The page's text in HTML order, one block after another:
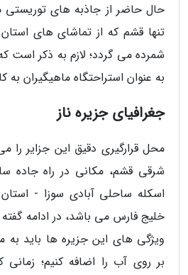
حال حاضر از جاذبه های
تنها قشم که از تماشای های
شمرده می گردد؛ لازم به ذکر است
به عنوان استراحتگاه ماهیگیران
جغرافیای جزیره ناز
محل قرارگیری دقیق این جزایر
شرقی قشم، مکانی در راه جاده
اسکله ساحلی آبادی سوزا -
خلیج فارس می باشد، در ادامه
ویژگی های این جزیره ها باید به